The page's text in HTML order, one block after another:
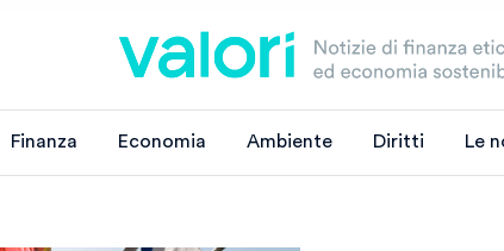
Finanza Economia Ambiente Diritti Le